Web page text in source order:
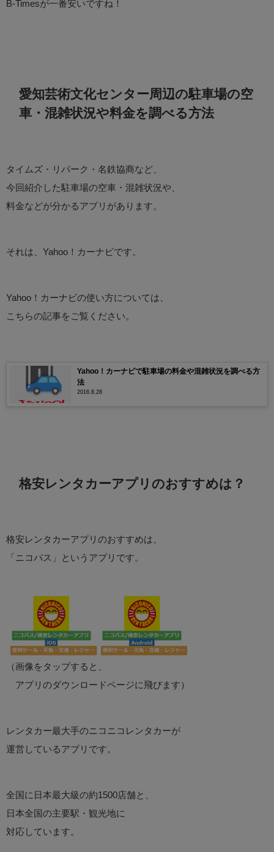
B-Timesが一番安いですね！
愛知芸術文化センター周辺の駐車場の空
車・混雑状況や料金を調べる方法
タイムズ・リパーク・名鉄協商など、
今回紹介した駐車場の空車・混雑状況や、
料金などが分かるアプリがあります。
それは、Yahoo！カーナビです。
Yahoo！カーナビの使い方については、
こちらの記事をご覧ください。
Yahoo！カーナビで駐車場の料金や混雑状況を調べる方
法
2016.8.28
格安レンタカーアプリのおすすめは？
格安レンタカーアプリのおすすめは、
「ニコパス」というアプリです。
（画像をタップすると、
アプリのダウンロードページに飛びます）
レンタカー最大手のニコニコレンタカーが
運営しているアプリです。
全国に日本最大級の約1500店舗と、
日本全国の主要駅・観光地に
対応しています。